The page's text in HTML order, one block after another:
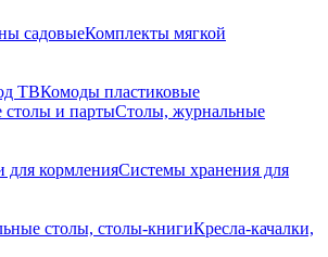
садовыеКомплекты мягкой
ТВКомоды пластиковые
столы и партыСтолы, журнальные
для кормленияСистемы хранения для
столы, столы-книгиКресла-качалки,